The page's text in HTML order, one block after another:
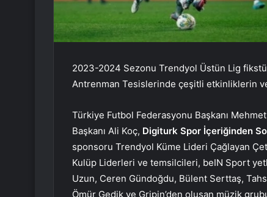
2023-2024 Sezonu Trendyol Üstün Lig
Antrenman Tesislerinde çeşitli etkinliklerin ve
Türkiye Futbol Federasyonu Başkanı
Başkanı Ali Koç, Digiturk Spor İçeriğinden
sponsoru Trendyol Küme Lideri Çağlayan
Kulüp Liderleri ve temsilcileri, beIN Sport
Uzun, Ceren Gündoğdu, Bülent Serttaş,
Ömür Gedik ve Gripin’den oluşan müzik